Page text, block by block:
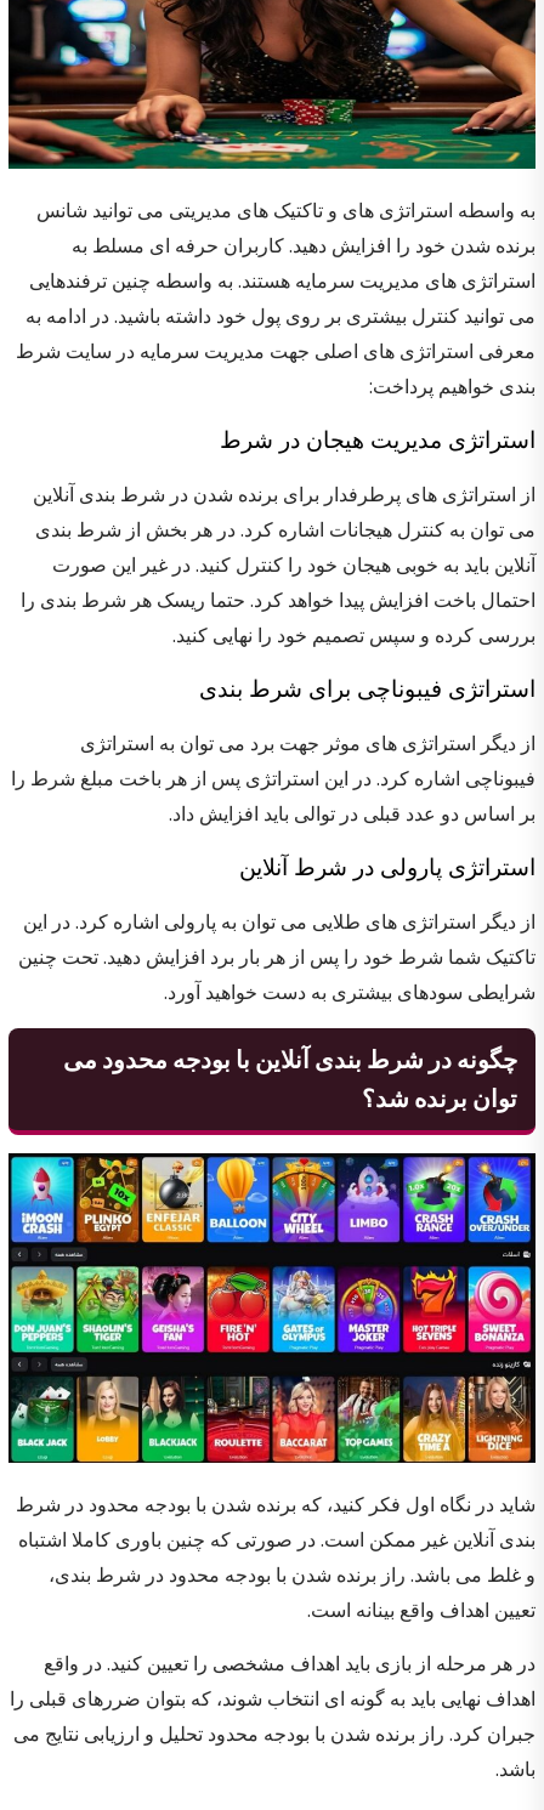
به واسطه استراتژی های و تاکتیک های مدیریتی می توانید شانس
برنده شدن خود را افزایش دهید. کاربران حرفه ای مسلط به
استراتژی های مدیریت سرمایه هستند. به واسطه چنین ترفندهایی
می توانید کنترل بیشتری بر روی پول خود داشته باشید. در ادامه به
معرفی استراتژی های اصلی جهت مدیریت سرمایه در سایت شرط
بندی خواهیم پرداخت:
استراتژی مدیریت هیجان در شرط
از استراتژی های پرطرفدار برای برنده شدن در شرط بندی آنلاین
می توان به کنترل هیجانات اشاره کرد. در هر بخش از شرط بندی
آنلاین باید به خوبی هیجان خود را کنترل کنید. در غیر این صورت
احتمال باخت افزایش پیدا خواهد کرد. حتما ریسک هر شرط بندی را
بررسی کرده و سپس تصمیم خود را نهایی کنید.
استراتژی فیبوناچی برای شرط بندی
از دیگر استراتژی های موثر جهت برد می توان به استراتژی
فیبوناچی اشاره کرد. در این استراتژی پس از هر باخت مبلغ شرط را
بر اساس دو عدد قبلی در توالی باید افزایش داد.
استراتژی پارولی در شرط آنلاین
از دیگر استراتژی های طلایی می توان به پارولی اشاره کرد. در این
تاکتیک شما شرط خود را پس از هر بار برد افزایش دهید. تحت چنین
شرایطی سودهای بیشتری به دست خواهید آورد.
چگونه در شرط بندی آنلاین با بودجه محدود می
توان برنده شد؟
شاید در نگاه اول فکر کنید، که برنده شدن با بودجه محدود در شرط
بندی آنلاین غیر ممکن است. در صورتی که چنین باوری کاملا اشتباه
و غلط می باشد. راز برنده شدن با بودجه محدود در شرط بندی،
تعیین اهداف واقع بینانه است.
در هر مرحله از بازی باید اهداف مشخصی را تعیین کنید. در واقع
اهداف نهایی باید به گونه ای انتخاب شوند، که بتوان ضررهای قبلی را
جبران کرد. راز برنده شدن با بودجه محدود تحلیل و ارزیابی نتایج می
باشد.